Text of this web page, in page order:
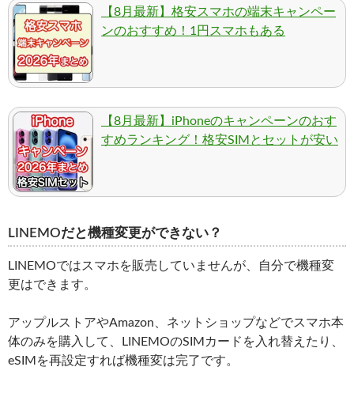
【8月最新】格安スマホの端末キャンペー
ンのおすすめ！1円スマホもある
【8月最新】iPhoneのキャンペーンのおす
すめランキング！格安SIMとセットが安い
LINEMOだと機種変更ができない？
LINEMOではスマホを販売していませんが、自分で機種変
更はできます。
アップルストアやAmazon、ネットショップなどでスマホ本
体のみを購入して、LINEMOのSIMカードを入れ替えたり、
eSIMを再設定すれば機種変は完了です。